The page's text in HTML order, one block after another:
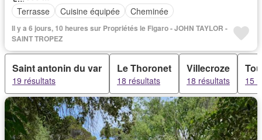
Terrasse
Cuisine équipée Cheminée
Il y a 6 jours, 10 heures sur Propriétés le Figaro - JOHN TAYLOR -
SAINT TROPEZ
Saint antonin du var
19 résultats
Le Thoronet
18 résultats
Villecroze
18 résultats 15